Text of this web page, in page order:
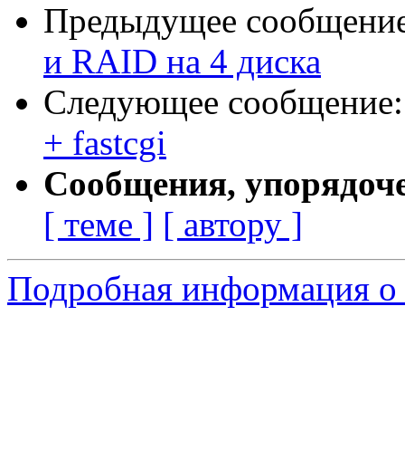
Предыдущее
и RAID на 4 диска
Следующее
+ fastcgi
Сообщения,
[ теме ] [ автору ]
Подробная информация